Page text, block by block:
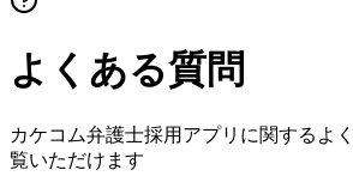
よくある質問
カケコム弁護士採用アプリに関するよ
覧いただけます